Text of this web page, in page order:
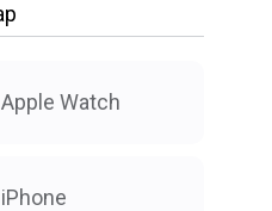
Apple Watch
iPhone